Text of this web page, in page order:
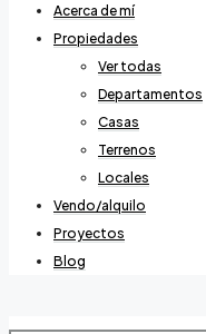
Acerca de mí
Propiedades
Ver todas
Departamentos
Casas
Terrenos
Locales
Vendo/alquilo
Proyectos
Blog